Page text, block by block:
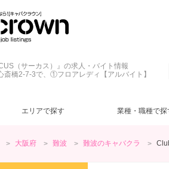
（サーカス）』の求人・バイト情報
斎橋2-7-3で、①フロアレディ【アルバイト】
エリアで探す
梅田 (5) 北新地 (24)
業種・職種で探
クラブ (3) ラウンジ
髪型自由 (4) LINE質問
私服 (2) その他 (1)
大阪府 難波 難波のキャバクラ